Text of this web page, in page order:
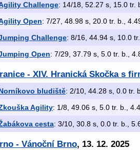
Challenge: 14/18, 52.27 s, 15.0 tr.
Open: 7/27, 48.98 s, 20.0 tr. b.,
Challenge: 8/16, 44.94 s, 10.0
Open: 7/29, 37.79 s, 5.0 tr. b.,
- XIV. Hranická Skočka s
bludiště: 2/10, 44.28 s, 0.0 tr.
Agility: 1/8, 49.06 s, 5.0 tr. b.,
cesta: 3/10, 30.8 s, 0.0 tr. b.,
- Vánoční Brno, 13. 12. 2025